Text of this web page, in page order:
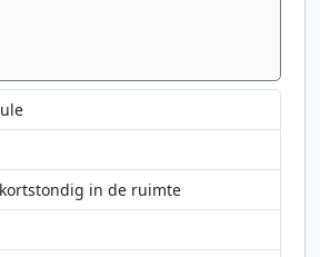
in de ruimte